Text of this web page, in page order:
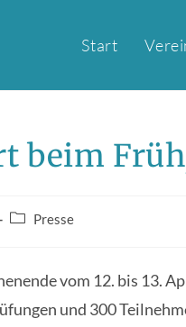
Start
beim
Beitrags-
Presse
vom 12. bis 13.
und 300